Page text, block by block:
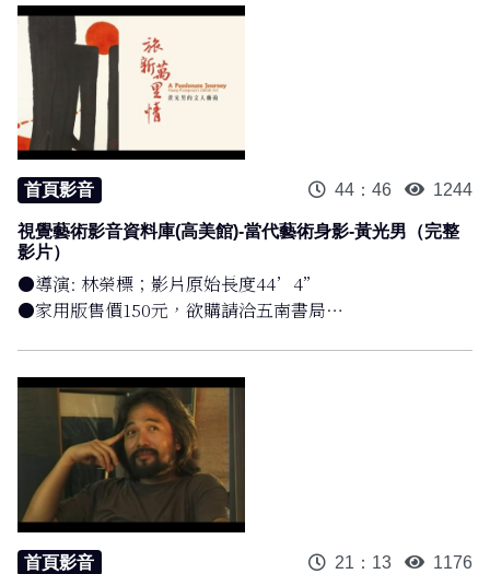
術認證》第102期
2. 楊杰儒，2022。〈人權與美術的探討－臺灣藝術家戒嚴
時期的記憶與行動〉，《藝術認證》第99期
3. 蕭秀玟，2022。〈由展覽歷史探討高美館《美術高雄
2001─後解嚴時代的高雄藝術〉，《藝術認證》第99期
4. 陳玉純，2017。〈溯源的河 —藝術家劉耿一的回顧〉，
《藝術認證》第77期
首頁影音 44：46 1244
視覺藝術影音資料庫(高美館)-當代藝術身影-黃光男（完整
影片）
●導演: 林榮標；影片原始長度44’4”
●家用版售價150元，欲購請洽五南書局
●疫情期間開放完整版瀏覽
@高雄市立美術館藝術影像資料庫
首頁影音 21：13 1176